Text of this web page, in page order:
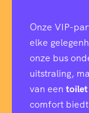
Onze VIP-
elke
onze bus
uitstraling,
van een toilet
comfort